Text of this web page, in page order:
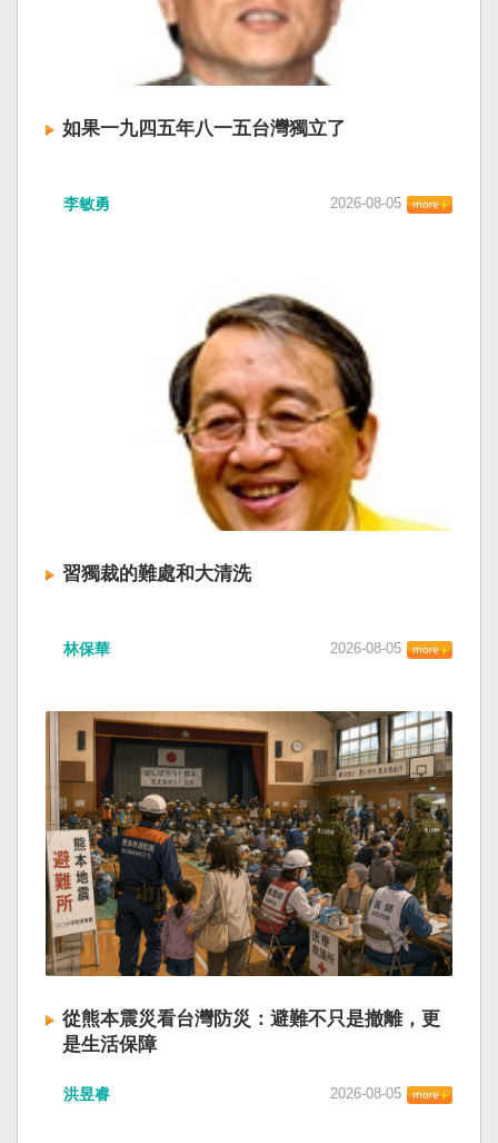
如果一九四五年八一五台灣獨立了
李敏勇 2026-08-05
習獨裁的難處和大清洗
林保華 2026-08-05
從熊本震災看台灣防災：避難不只是撤離，更
是生活保障
洪昱睿 2026-08-05